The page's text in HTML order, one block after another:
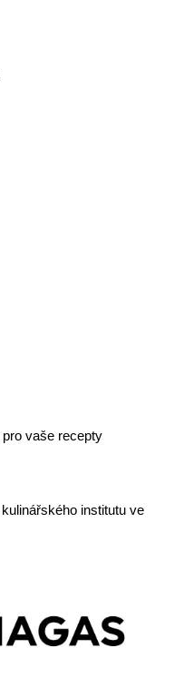
vaše recepty
institutu ve